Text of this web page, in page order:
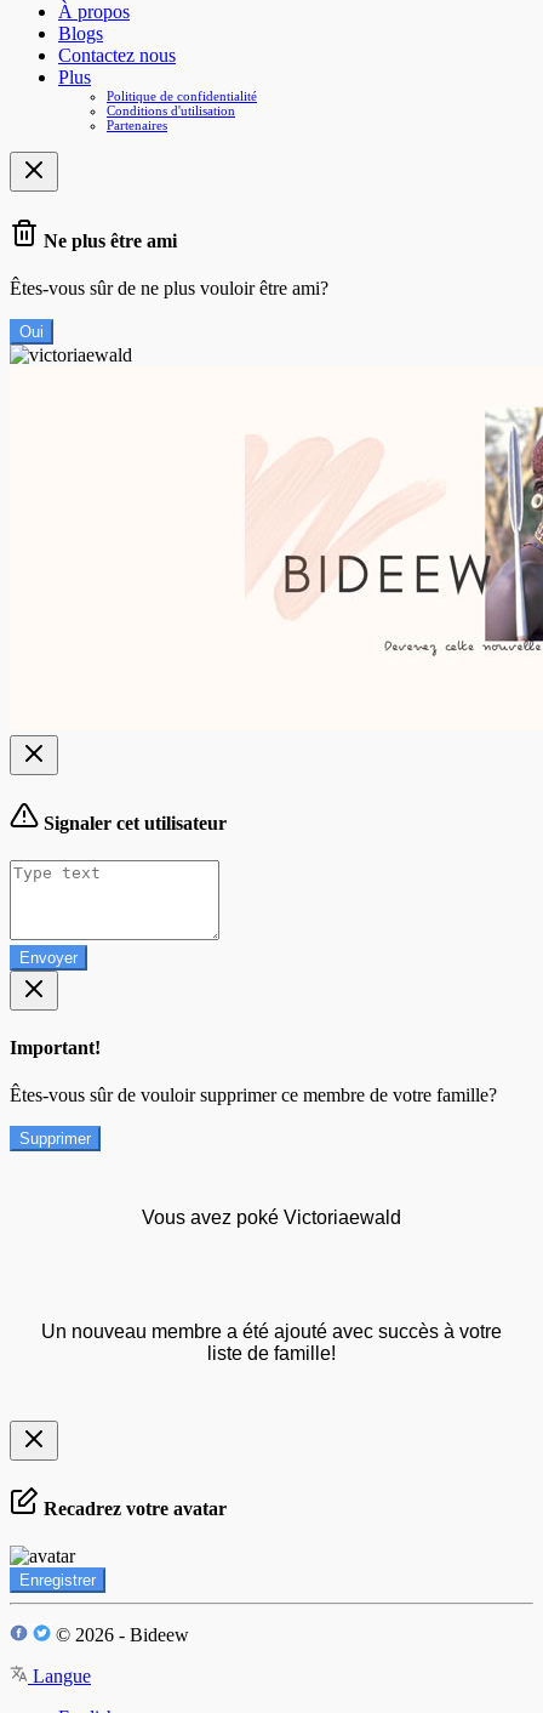
À propos
Blogs
Contactez nous
Plus
Politique de confidentialité
Conditions d'utilisation
Partenaires
Ne plus être ami
Êtes-vous sûr de ne plus vouloir être ami?
Oui
Signaler cet utilisateur
Envoyer
Important!
Êtes-vous sûr de vouloir supprimer ce membre de votre famille?
Supprimer
Vous avez poké Victoriaewald
Un nouveau membre a été ajouté avec succès à votre
liste de famille!
Recadrez votre avatar
Enregistrer
© 2026 - Bideew
Langue